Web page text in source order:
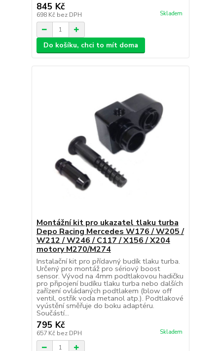
845 Kč
698 Kč bez DPH Skladem
Do košíku, chci to mít doma
Montážní kit pro ukazatel tlaku turba
Depo Racing Mercedes W176 / W205 /
W212 / W246 / C117 / X156 / X204
motory M270/M274
Instalační kit pro přídavný budík tlaku turba.
Určený pro montáž pro sériový boost
sensor. Vývod na 4mm podtlakovou hadičku
pro připojení budíku tlaku turba nebo dalších
zařízení ovládaných podtlakem (blow off
ventil, ostřik voda metanol atp.). Podtlakové
vyústění směřuje do boku adaptéru.
Součástí...
795 Kč
657 Kč bez DPH Skladem